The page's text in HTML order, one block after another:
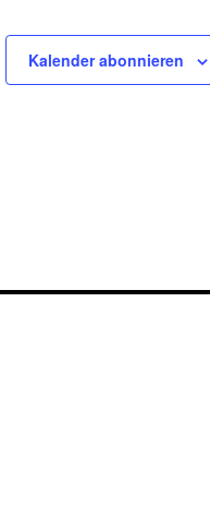
Kalender abonnieren